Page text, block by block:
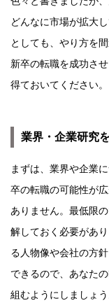
どんなに市場が拡大
としても、やり方を
新卒の転職を成功さ
得ておいてください。
業界・企業研究
まずは、業界や企業
卒の転職の可能性が
ありません。最低限
解しておく必要があ
る人物像や会社の方
できるので、あなた
組むようにしましょう